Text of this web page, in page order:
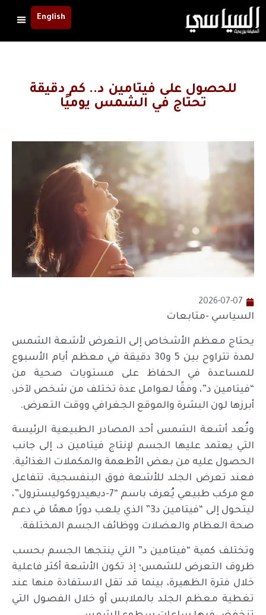
English
للحصول على فيتامين د.. كم دقيقة
تحتاج في الشمس يوميًا
2026-07-07
السياسي -متابعات
يحتاج معظم الأشخاص إلى التعرض لأشعة الشمس
لمدة تتراوح بين 5 و30 دقيقة في معظم أيام الأسبوع
للمساعدة في الحفاظ على مستويات صحية من
“فيتامين د”، وفقًا لعوامل عدة تختلف من شخص لآخر،
أبرزها لون البشرة والموقع الجغرافي ووقت التعرض.
وتُعد أشعة الشمس أحد المصادر الطبيعية الرئيسة
التي يعتمد عليها الجسم لإنتاج فيتامين د، إلى جانب
الحصول عليه من بعض الأطعمة والمكملات الغذائية.
فعند تعرض الجلد للأشعة فوق البنفسجية، تتفاعل
مع مركب طبيعي يُعرف باسم “7-ديهيدروكوليسترول”،
ليتحول إلى “فيتامين د3” الذي يلعب دورًا مهمًا في دعم
صحة العظام والعضلات ووظائف الجسم المختلفة.
وتختلف كمية “فيتامين د” التي ينتجها الجسم بحسب
ظروف التعرض للشمس؛ إذ تكون الأشعة أكثر فاعلية
خلال فترة الظهيرة، بينما قد تقل الاستفادة منها عند
تغطية معظم الجلد بالملابس أو خلال الفصول التي